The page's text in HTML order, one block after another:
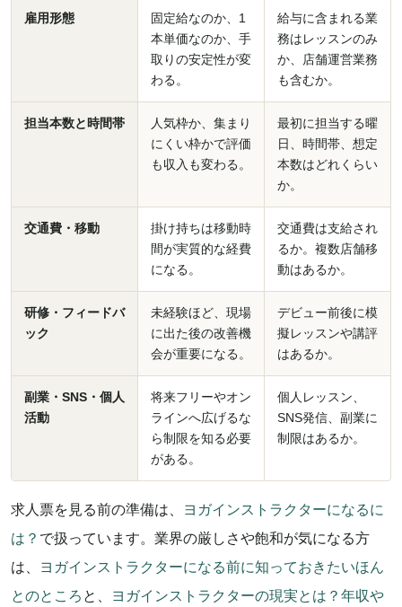
雇用形態
固定給なのか、1
本単価なのか、手
取りの安定性が変
わる。
給与に含まれる業
務はレッスンのみ
か、店舗運営業務
も含むか。
担当本数と時間帯
人気枠か、集まり
にくい枠かで評価
も収入も変わる。
最初に担当する曜
日、時間帯、想定
本数はどれくらい
か。
交通費・移動
掛け持ちは移動時
間が実質的な経費
になる。
交通費は支給され
るか。複数店舗移
動はあるか。
研修・フィードバ
ック
未経験ほど、現場
に出た後の改善機
会が重要になる。
デビュー前後に模
擬レッスンや講評
はあるか。
副業・SNS・個人
活動
将来フリーやオン
ラインへ広げるな
ら制限を知る必要
がある。
個人レッスン、
SNS発信、副業に
制限はあるか。
求人票を見る前の準備は、
ヨガインストラクターになるに
は？ で扱っています。業界の厳しさや飽和が気になる方
は、
ヨガインストラクターになる前に知っておきたいほん
とのところ と、
ヨガインストラクターの現実とは？年収や